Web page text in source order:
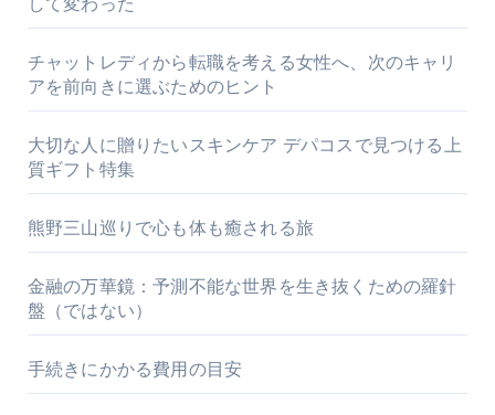
チャットレディから転職を考える女性へ、次のキャリ
アを前向きに選ぶためのヒント
大切な人に贈りたいスキンケア デパコスで見つける上
質ギフト特集
熊野三山巡りで心も体も癒される旅
金融の万華鏡：予測不能な世界を生き抜くための羅針
盤（ではない）
手続きにかかる費用の目安